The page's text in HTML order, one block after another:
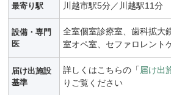
最寄り駅 川越市駅5分／川越駅11分
設備・専門
医
全室個室診療室、歯科拡大
室オペ室、セファロレント
届け出施設
基準
詳しくはこちらの「 届け出
りご覧ください